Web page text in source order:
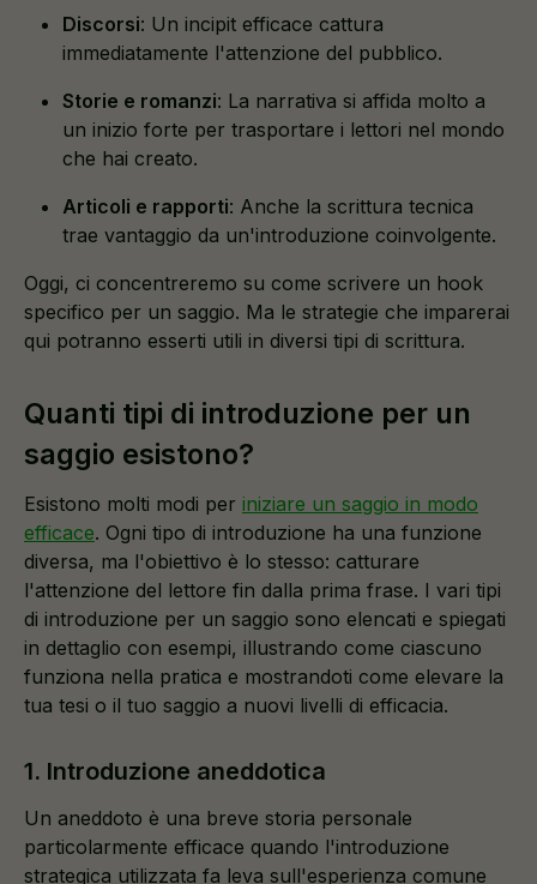
Discorsi: Un incipit efficace cattura
immediatamente l'attenzione del pubblico.
Storie e romanzi: La narrativa si affida molto a
un inizio forte per trasportare i lettori nel mondo
che hai creato.
Articoli e rapporti: Anche la scrittura tecnica
trae vantaggio da un'introduzione coinvolgente.
Oggi, ci concentreremo su come scrivere un hook
specifico per un saggio. Ma le strategie che imparerai
qui potranno esserti utili in diversi tipi di scrittura.
Quanti tipi di introduzione per un
saggio esistono?
Esistono molti modi per iniziare un saggio in modo
efficace. Ogni tipo di introduzione ha una funzione
diversa, ma l'obiettivo è lo stesso: catturare
l'attenzione del lettore fin dalla prima frase. I vari tipi
di introduzione per un saggio sono elencati e spiegati
in dettaglio con esempi, illustrando come ciascuno
funziona nella pratica e mostrandoti come elevare la
tua tesi o il tuo saggio a nuovi livelli di efficacia.
1. Introduzione aneddotica
Un aneddoto è una breve storia personale
particolarmente efficace quando l'introduzione
strategica utilizzata fa leva sull'esperienza comune